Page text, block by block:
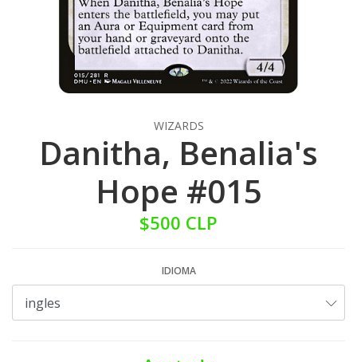
WIZARDS
Danitha, Benalia's
Hope #015
$500 CLP
IDIOMA